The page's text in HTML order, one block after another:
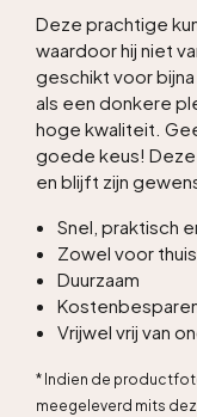
Deze prachtige
waardoor hij niet
geschikt voor
als een donkere
hoge kwaliteit.
goede keus!
en blijft zijn
Snel, praktisch
Zowel voor
Duurzaam
Vrijwel vrij van
* Indien de
meegeleverd mits